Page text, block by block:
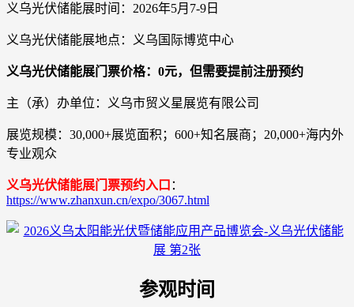
义乌光伏储能展时间：2026年5月7-9日
义乌光伏储能展地点：义乌国际博览中心
义乌光伏储能展门票价格：0元，但需要提前注册预约
主（承）办单位：义乌市贸义星展览有限公司
展览规模：30,000+展览面积；600+知名展商；20,000+海内外
专业观众
义乌光伏储能展门票预约入口 ：
https://www.zhanxun.cn/expo/3067.html
参观时间